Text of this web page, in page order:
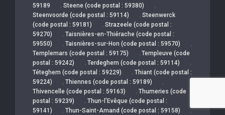
59189
, Steene (code postal : 59380) ,
Steenvoorde (code postal : 59114) , Steenwerck
(code postal : 59181)
, Strazeele (code postal :
59270)
, Taisnières-en-Thiérache (code postal :
59550)
, Taisnières-sur-Hon (code postal : 59570) ,
Templemars (code postal : 59175) , Templeuve (code
postal : 59242)
, Terdeghem (code postal : 59114) ,
Téteghem (code postal : 59229) , Thiant (code postal :
59224)
, Thiennes (code postal : 59189) ,
Thivencelle (code postal : 59163) , Thumeries (code
postal : 59239)
, Thun-l'Evêque (code postal :
59141)
, Thun-Saint-Amand (code postal : 59158) ,